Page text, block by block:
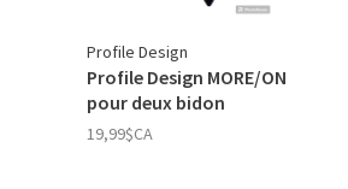
Profile Design
Profile Design MORE/ON
pour deux bidon
19,99$CA